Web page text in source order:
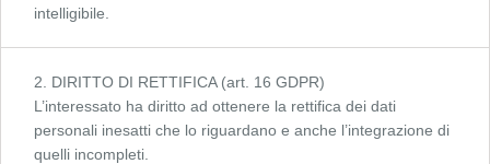
intelligibile.
2. DIRITTO DI RETTIFICA (art. 16 GDPR)
L’interessato ha diritto ad ottenere la rettifica dei dati
personali inesatti che lo riguardano e anche l’integrazione di
quelli incompleti.